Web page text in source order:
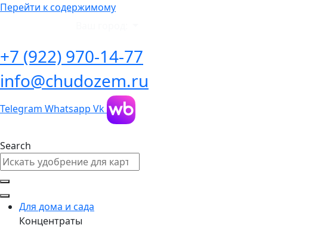
Перейти к содержимому
+7 (922) 970-14-77
info@chudozem.ru
Telegram Whatsapp Vk
Search
Для дома и сада
Концентраты